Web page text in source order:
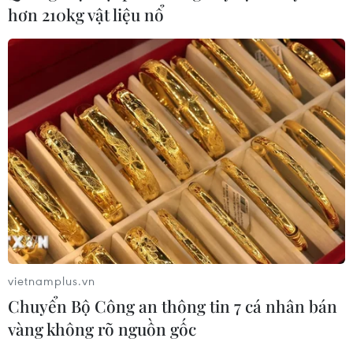
Công nghệ Robot Da Vinci
nâng cao năng lực phẫu thuật
chuyên sâu tại Bệnh viện K
06/08/2026 02:13
Cứu nạn thành công 30 ngư dân của
tàu cá bị cháy trên vùng biển Khánh
Hòa
05/08/2026 03:58
Không được thu thêm tiền của người
bệnh BHYT nếu không khám theo
yêu cầu
05/08/2026 02:26
hơn 210kg vật liệu nổ
vietnamplus.vn
Chuyển Bộ Công an thông tin 7 cá nhân bán
vàng không rõ nguồn gốc